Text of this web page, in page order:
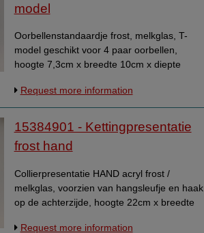
model
Oorbellenstandaardje frost, melkglas, T-
model geschikt voor 4 paar oorbellen,
hoogte 7,3cm x breedte 10cm x diepte
Request more information
15384901 - Kettingpresentatie
frost hand
Collierpresentatie HAND acryl frost /
melkglas, voorzien van hangsleufje en haak
op de achterzijde, hoogte 22cm x breedte
Request more information